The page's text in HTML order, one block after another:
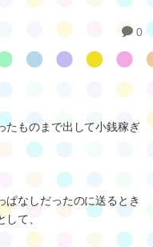
0
たものまで出して小銭稼ぎ
ぱなしだったのに送るとき
て、